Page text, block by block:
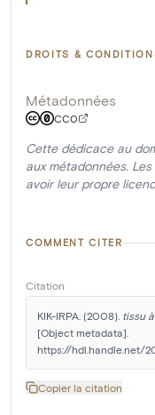
DROITS &
Métadonnées
CC0
Cette dédicace au
aux métadonnées.
avoir leur propre
COMMENT CITER
Citation
KIK-IRPA. (2008). tissu
[Object metadata].
https://hdl.handle.net/
Copier la citation